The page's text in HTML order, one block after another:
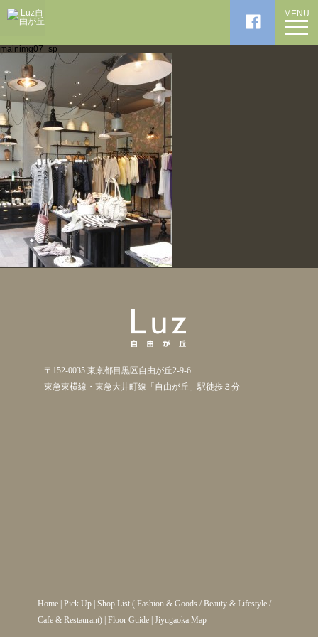
MENU
mainimg07_sp
〒152-0035 東京都目黒区自由が丘2-9-6
東急東横線・東急大井町線「自由が丘」駅徒歩３分
Home| Pick Up| Shop List( Fashion & Goods / Beauty & Lifestyle/
Cafe & Restaurant) | Floor Guide| Jiyugaoka Map